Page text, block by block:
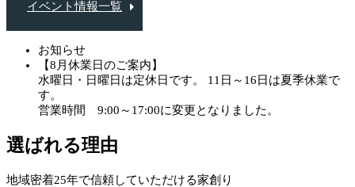
イベント情報一覧
お知らせ
【8月休業日のご案内】
水曜日・日曜日は定休日です。 11日～16日は夏季休業で
す。
営業時間 9:00～17:00に変更となりました。
選ばれる理由
地域密着25年で信頼していただける家創り